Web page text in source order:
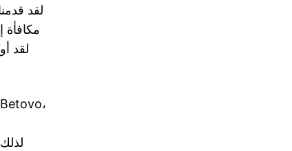
لقد
مكافأة
لقد